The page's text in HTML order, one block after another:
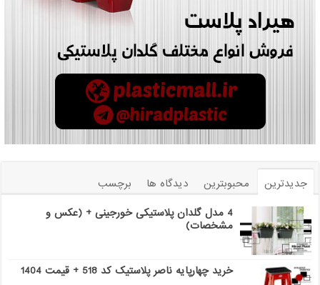
جدیدترین محبوبترین دیدگاه ها
برچسب
4 مدل گلدان پلاستیکی خورجینی + (عکس و
مشخصات)
خرید چهارپایه ناصر پلاستیک کد 518 + قیمت 1404